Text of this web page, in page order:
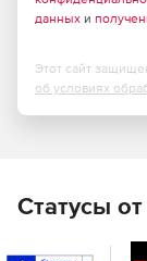
Из цветных
данных и
Этот сайт
об условиях
Статусы